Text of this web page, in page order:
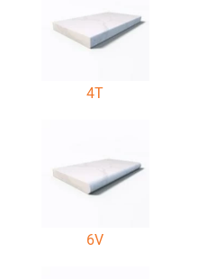
4T
6V